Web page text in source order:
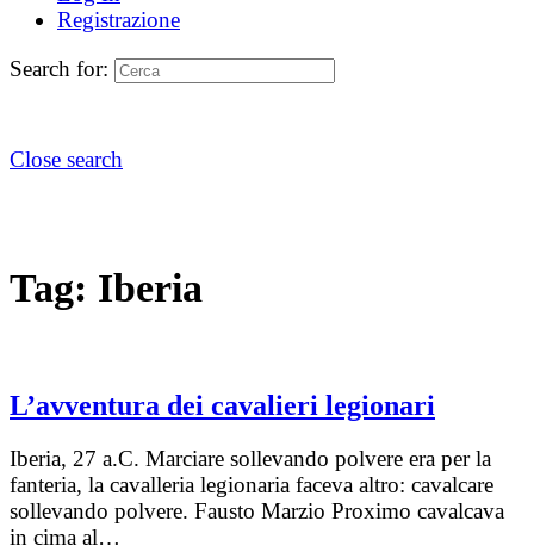
Registrazione
Search for:
Close search
Tag: Iberia
L’avventura dei cavalieri legionari
Iberia, 27 a.C. Marciare sollevando polvere era per la
fanteria, la cavalleria legionaria faceva altro: cavalcare
sollevando polvere. Fausto Marzio Proximo cavalcava
in cima al…